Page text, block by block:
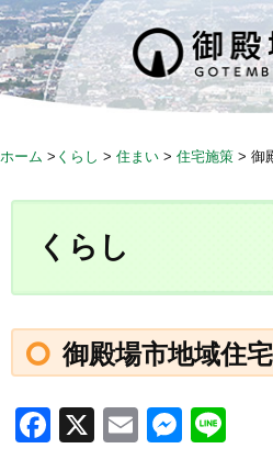
S
k
i
p
ホーム > くらし > 住まい > 住宅施策 > 御
くらし
御殿場市地域住
F
X
E
M